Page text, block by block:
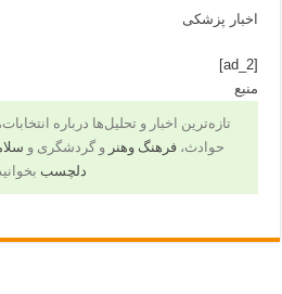
اخبار پزشکی
[ad_2]
منبع
تازه‌ترین اخبار و تحلیل‌ها درباره
حوادث، فرهنگ وهنر و گردشگری و
دلچسب